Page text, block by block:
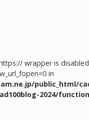
wrapper is
in
public_html/
2024/